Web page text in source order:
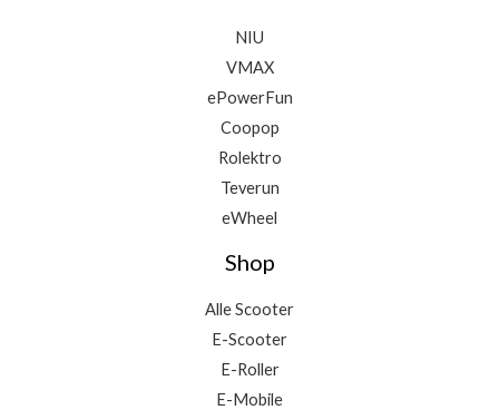
NIU
VMAX
ePowerFun
Coopop
Rolektro
Teverun
eWheel
Shop
Alle Scooter
E-Scooter
E-Roller
E-Mobile